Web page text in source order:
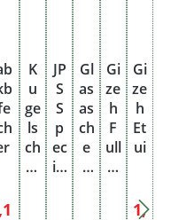
K
u
ge
ls
ch
re
JP
S
S
p
ec
ial
Gl
as
as
ch
e
n
Gi
ze
h
F
ull
Fl
Gi
ze
h
Et
ui
1,